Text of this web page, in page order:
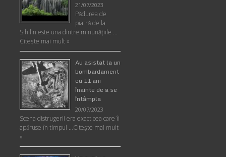
21/07/2023
Pădurea de
piatră de la
Sihilin este una dintre minunăţiile …
Citește mai mult »
Au asistat la un
bombardament
cu 11 ani
înainte de a se
întâmpla
20/07/2023
Scena distrugerii era exact cea care îi
apăruse în timpul …Citește mai mult
»